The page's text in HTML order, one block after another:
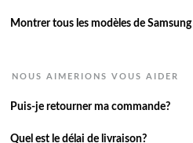
Montrer tous les modèles de Samsung
NOUS AIMERIONS VOUS AIDER
Puis-je retourner ma commande?
Quel est le délai de livraison?